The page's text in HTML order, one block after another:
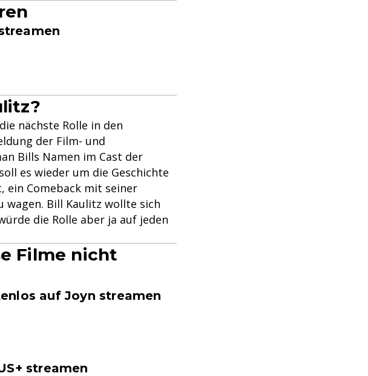
nächste Rolle in den
der Film- und
Bills Namen im Cast der
es wieder um die Geschichte
ein Comeback mit seiner
wagen. Bill Kaulitz wollte sich
die Rolle aber ja auf jeden
Filme nicht
auf Joyn streamen
streamen